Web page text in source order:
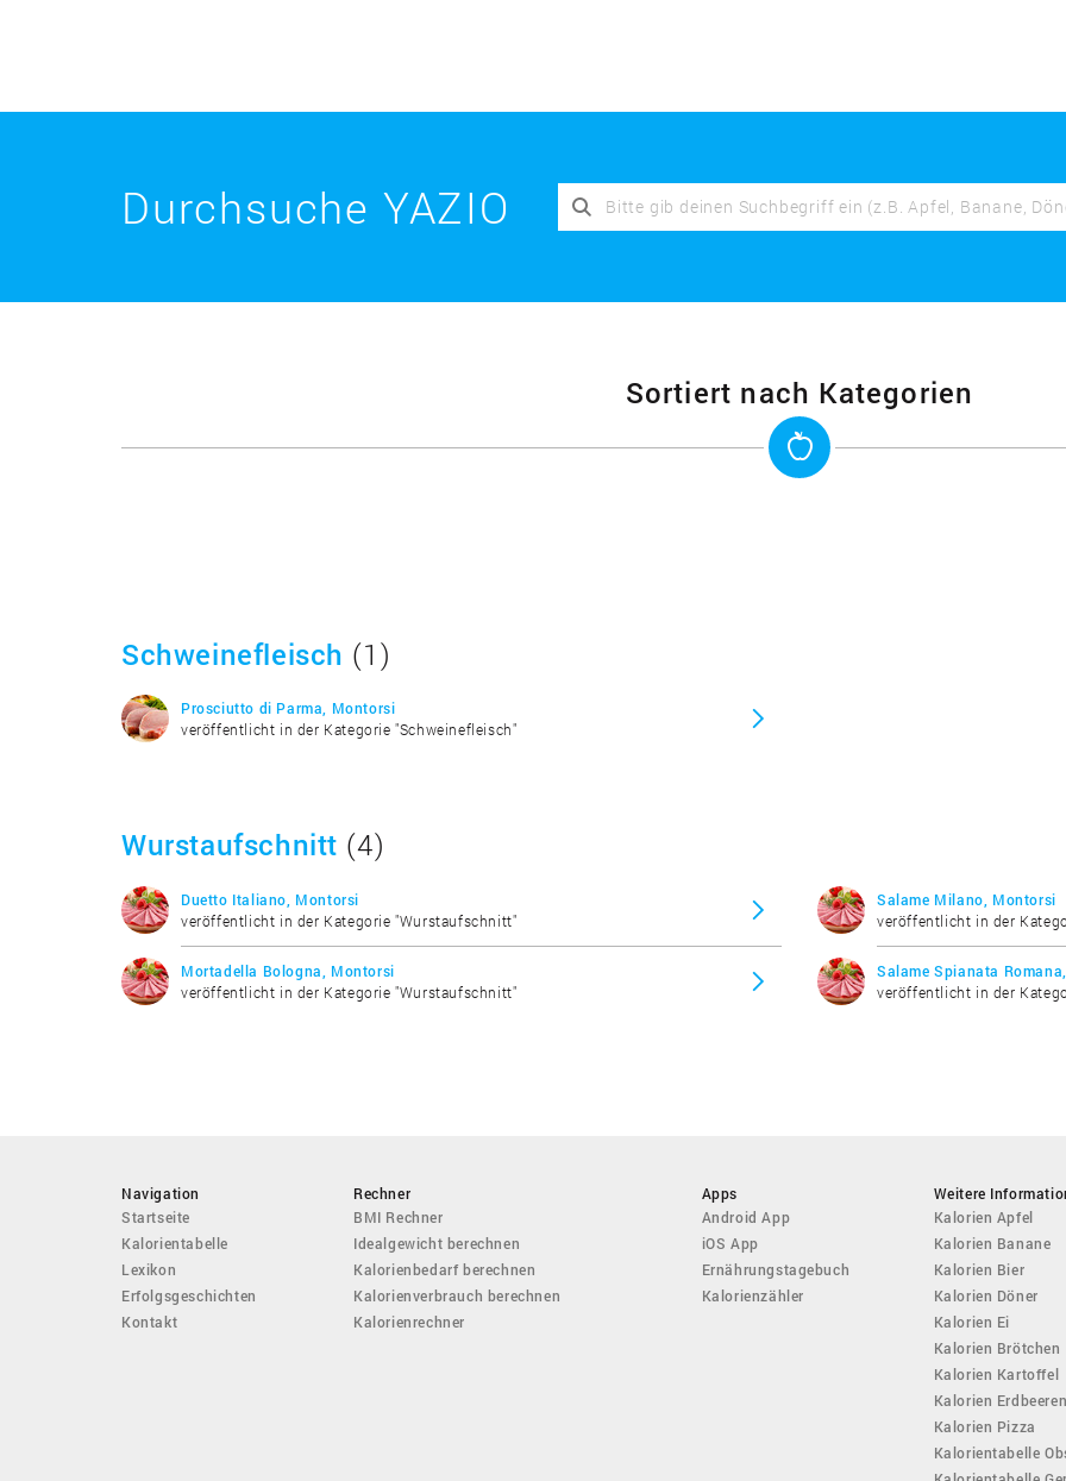
Durchsuche YAZIO
Sortiert nach Kategorien
Schweinefleisch (1)
Prosciutto di Parma, Montorsi
veröffentlicht in der Kategorie "Schweinefleisch"
Wurstaufschnitt (4)
Duetto Italiano, Montorsi
veröffentlicht in der Kategorie "Wurstaufschnitt"
Mortadella Bologna, Montorsi
veröffentlicht in der Kategorie "Wurstaufschnitt"
Salame Milano, Montorsi
veröffentlicht in der
Salame Spianata
veröffentlicht in der
Navigation
Startseite
Kalorientabelle
Lexikon
Erfolgsgeschichten
Kontakt
Rechner
BMI Rechner
Idealgewicht berechnen
Kalorienbedarf berechnen
Kalorienverbrauch berechnen
Kalorienrechner
Apps
Android App
iOS App
Ernährungstagebuch
Kalorienzähler
Weitere
Kalorien Apfel
Kalorien Banane
Kalorien Bier
Kalorien Döner
Kalorien Ei
Kalorien Brötchen
Kalorien Kartoffel
Kalorien Erdbeeren
Kalorien Pizza
Kalorientabelle